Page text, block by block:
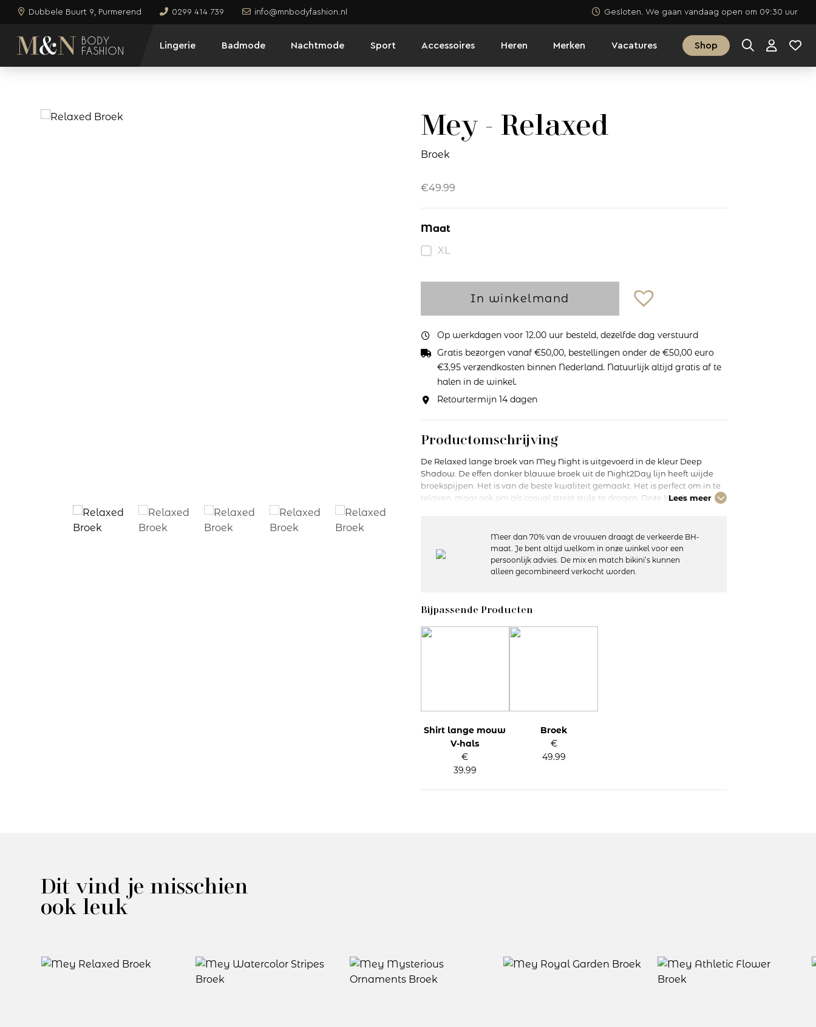
Dubbele Buurt 9, Purmerend 0299 414 739 info@mnbodyfashion.nl Gesloten. We gaan vandaag open om 09:30 uur
Lingerie Badmode Nachtmode Sport Accessoires Heren Merken Vacatures Shop
Mey - Relaxed
Broek
€49.99
Maat
XL
In winkelmand
Op werkdagen voor 12.00 uur besteld, dezelfde dag verstuurd
Gratis bezorgen vanaf €50,00, bestellingen onder de €50,00 euro
€3,95 verzendkosten binnen Nederland. Natuurlijk altijd gratis af te
halen in de winkel.
Retourtermijn 14 dagen
Productomschrijving
De Relaxed lange broek van Mey Night is uitgevoerd in de kleur Deep
Shadow. De effen donker blauwe broek uit de Night2Day lijn heeft wijde
broekspijpen. Het is van de beste kwaliteit gemaakt. Het is perfect om in te
relaxen, maar ook om als casual street style te dragen. Deze broek is
favoriete kledingstukken voor iedere dag!
– Broeklengte: Lang
– Materiaal: 95% katoen, 5% elastaan
– Wasvoorschriften: 40 graden machinewas, niet geschikt voor de droger
Lees meer
Meer dan 70% van de vrouwen draagt de verkeerde BH-
maat. Je bent altijd welkom in onze winkel voor een
persoonlijk advies. De mix en match bikini’s kunnen
alleen gecombineerd verkocht worden.
Bijpassende Producten
Shirt lange mouw
V-hals
€
39.99
Broek
€
49.99
Dit vind je misschien
ook leuk